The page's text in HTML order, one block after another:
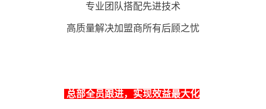
专业团队搭配先进技术
高质量解决加盟商所有后顾之忧
总部全员跟进，实现效益最大化